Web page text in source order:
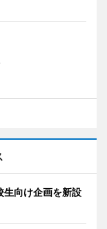
向け企画を新設